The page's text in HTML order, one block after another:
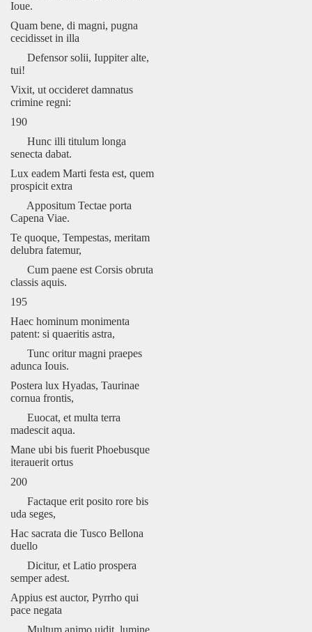
Ioue.
Quam bene, di magni, pugna
cecidisset in illa
Defensor solii, Iuppiter alte,
tui!
Vixit, ut occideret damnatus
crimine regni:
190
Hunc illi titulum longa
senecta dabat.
Lux eadem Marti festa est, quem
prospicit extra
Appositum Tectae porta
Capena Viae.
Te quoque, Tempestas, meritam
delubra fatemur,
Cum paene est Corsis obruta
classis aquis.
195
Haec hominum monimenta
patent: si quaeritis astra,
Tunc oritur magni praepes
adunca Iouis.
Postera lux Hyadas, Taurinae
cornua frontis,
Euocat, et multa terra
madescit aqua.
Mane ubi bis fuerit Phoebusque
iterauerit ortus
200
Factaque erit posito rore bis
uda seges,
Hac sacrata die Tusco Bellona
duello
Dicitur, et Latio prospera
semper adest.
Appius est auctor, Pyrrho qui
pace negata
Multum animo uidit, lumine